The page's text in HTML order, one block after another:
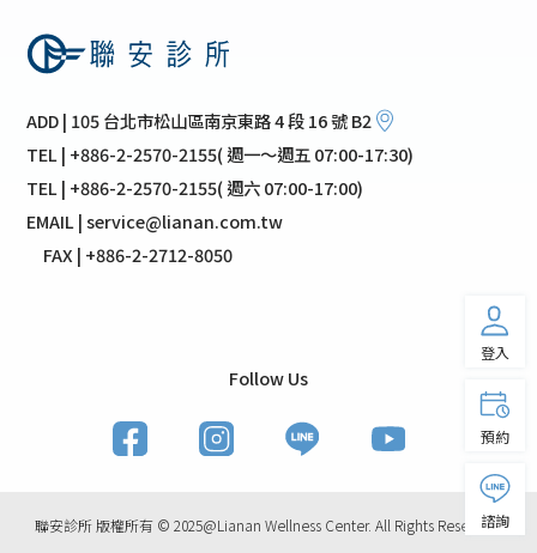
ADD | 105 台北市松山區南京東路 4 段 16 號 B2
TEL | +886-2-2570-2155( 週一～週五 07:00-17:30)
TEL | +886-2-2570-2155( 週六 07:00-17:00)
EMAIL | service@lianan.com.tw
FAX | +886-2-2712-8050
Follow Us
聯安診所 版權所有 © 2025@Lianan Wellness Center. All Rights Reserved.
登入
預約
諮詢